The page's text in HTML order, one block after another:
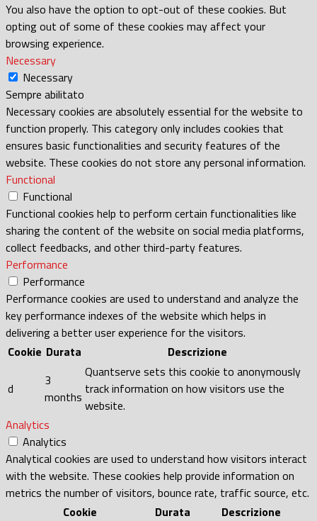
You also have the option to opt-out of these cookies. But
opting out of some of these cookies may affect your
browsing experience.
Necessary
Necessary
Sempre abilitato
Necessary cookies are absolutely essential for the website to
function properly. This category only includes cookies that
ensures basic functionalities and security features of the
website. These cookies do not store any personal information.
Functional
Functional
Functional cookies help to perform certain functionalities like
sharing the content of the website on social media platforms,
collect feedbacks, and other third-party features.
Performance
Performance
Performance cookies are used to understand and analyze the
key performance indexes of the website which helps in
delivering a better user experience for the visitors.
Cookie Durata Descrizione
d
3
months
Quantserve sets this cookie to anonymously
track information on how visitors use the
website.
Analytics
Analytics
Analytical cookies are used to understand how visitors interact
with the website. These cookies help provide information on
metrics the number of visitors, bounce rate, traffic source, etc.
Cookie
Durata Descrizione